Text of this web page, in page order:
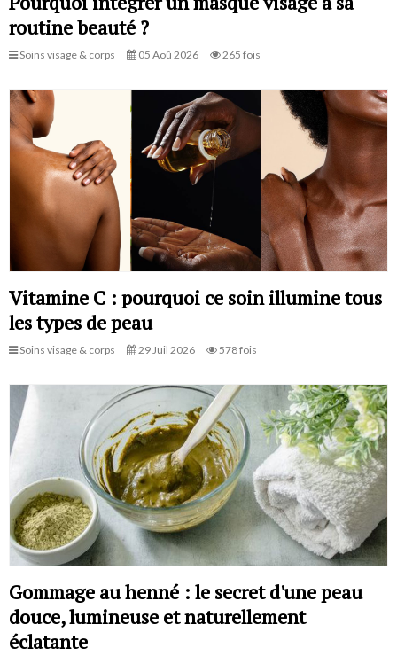
routine beauté ?
Soins visage & corps 05 Aoû 2026 265 fois
Vitamine C : pourquoi ce soin illumine tous
les types de peau
Soins visage & corps 29 Juil 2026 578 fois
Gommage au henné : le secret d'une peau
douce, lumineuse et naturellement
éclatante